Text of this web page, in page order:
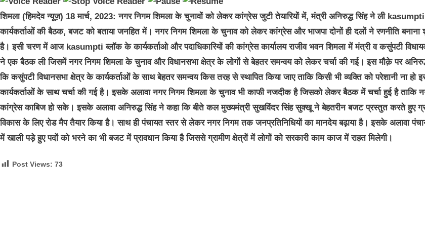
शिमला (हिमदेव न्यूज़) 18 मार्च, 2023: नगर निगम शिमला के चुनावों को लेकर कांग्रेस जुटी तेयारियों में, मंत्री अनिरुद्ध सिंह ने ली
कार्यकर्ताओं की बैठक, बजट को बताया जनहित में। नगर निगम शिमला के चुनाव को लेकर कांग्रेस और भाजपा दोनों ही दलों ने रणनीति बनाना
है। इसी चरण में आज kasumpti ब्लॉक के कार्यकर्ताओ और पदाधिकारियों की कांग्रेस कार्यालय राजीव भवन शिमला में मंत्री व कसुंपटी
ने एक बैठक ली जिसमें नगर निगम शिमला के चुनाव और विधानसभा क्षेत्र के लोगों से बेहतर समन्वय को लेकर चर्चा की गई। इस मौक़े पर
कि कसुंपटी विधानसभा क्षेत्र के कार्यकर्ताओं के साथ बेहतर समन्वय किस तरह से स्थापित किया जाए ताकि किसी भी व्यक्ति को परेशानी ना हो
कार्यकर्ताओं के साथ चर्चा की गई है। इसके अलावा नगर निगम शिमला के चुनाव भी काफी नजदीक है जिसको लेकर बैठक में चर्चा हुई है ताकि
कांग्रेस काबिज हो सके। इसके अलावा अनिरुद्ध सिंह ने कहा कि बीते कल मुख्यमंत्री सुखविंदर सिंह सुक्खू ने बेहतरीन बजट प्रस्तुत करते हुए
विकास के लिए रोड मैप तैयार किया है। साथ ही पंचायत स्तर से लेकर नगर निगम तक जनप्रतिनिधियों का मानदेय बढ़ाया है। इसके अलावा
में खाली पड़े हुए पदों को भरने का भी बजट में प्रावधान किया है जिससे ग्रामीण क्षेत्रों में लोगों को सरकारी काम काज में राहत मिलेगी।
Post Views: 73